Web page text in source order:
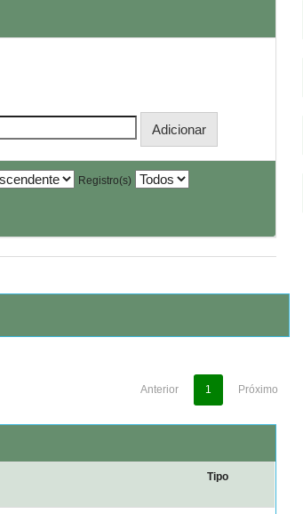
Registro(s)
Anterior 1 Próximo
Tipo